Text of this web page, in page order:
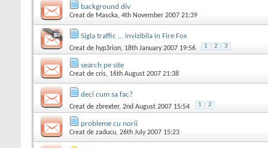
background div
Creat de Mascka, 4th November 2007 21:39
Sigla traffic ... invizibila in Fire Fox
Creat de hyp3rion, 18th January 2007 19:56 1 2 3
search pe site
Creat de cris, 16th August 2007 21:38
deci cum sa fac?
Creat de zbrexter, 2nd August 2007 15:54 1 2
probleme cu norii
Creat de zaducu, 26th July 2007 15:23